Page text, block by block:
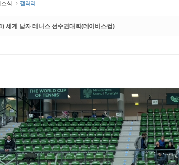
소식 갤러리
세계 남자 테니스 선수권대회(데이비스컵)